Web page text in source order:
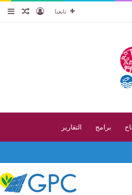
تابعنا تسجيلعنصر
برامج التقارير